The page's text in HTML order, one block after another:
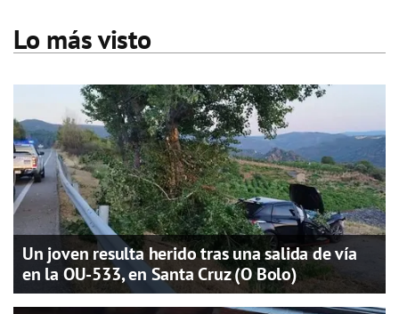
Lo más visto
Un joven resulta herido tras una salida de vía
en la OU-533, en Santa Cruz (O Bolo)